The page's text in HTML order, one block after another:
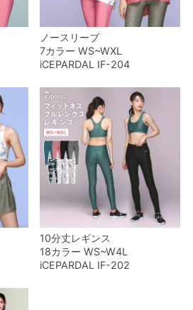
ノースリーブ
7カラー WS~WXL
iCEPARDAL IF-204
10分丈レギンス
18カラー WS~W4L
iCEPARDAL IF-202